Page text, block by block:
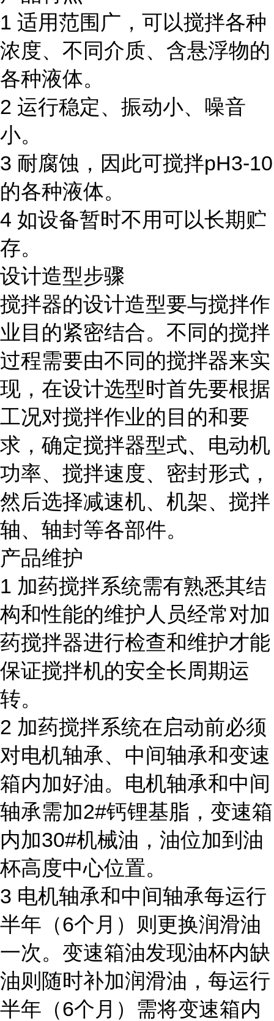
1 适用范围广，可以搅拌各种
浓度、不同介质、含悬浮物的
各种液体。
2 运行稳定、振动小、噪音
小。
3 耐腐蚀，因此可搅拌pH3-10
的各种液体。
4 如设备暂时不用可以长期贮
存。
设计造型步骤
搅拌器的设计造型要与搅拌作
业目的紧密结合。不同的搅拌
过程需要由不同的搅拌器来实
现，在设计选型时首先要根据
工况对搅拌作业的目的和要
求，确定搅拌器型式、电动机
功率、搅拌速度、密封形式，
然后选择减速机、机架、搅拌
轴、轴封等各部件。
产品维护
1 加药搅拌系统需有熟悉其结
构和性能的维护人员经常对加
药搅拌器进行检查和维护才能
保证搅拌机的安全长周期运
转。
2 加药搅拌系统在启动前必须
对电机轴承、中间轴承和变速
箱内加好油。电机轴承和中间
轴承需加2#钙锂基脂，变速箱
内加30#机械油，油位加到油
杯高度中心位置。
3 电机轴承和中间轴承每运行
半年（6个月）则更换润滑油
一次。变速箱油发现油杯内缺
油则随时补加润滑油，每运行
半年（6个月）需将变速箱内